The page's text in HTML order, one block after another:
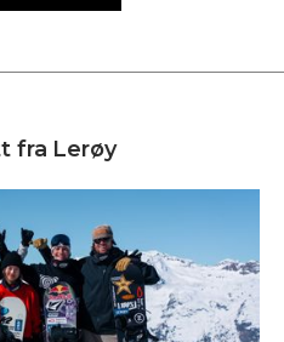
fra Lerøy